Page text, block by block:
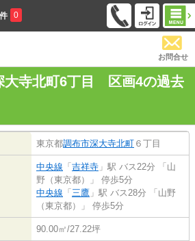
0
お問合せ
大寺北町6丁目 区画4の過去
東京都調布市深大寺北町 ６丁目
中央線 「 吉祥寺 」駅 バス22分 「山
野（東京都）」 停歩5分
中央線 「 三鷹 」駅 バス28分 「山野
（東京都）」 停歩5分
90.00㎡/27.22坪